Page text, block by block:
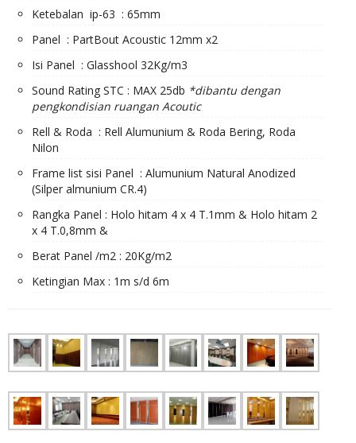
Ketebalan ip-63 : 65mm
Panel : PartBout Acoustic 12mm x2
Isi Panel : Glasshool 32Kg/m3
Sound Rating STC : MAX 25db *dibantu dengan
pengkondisian ruangan Acoutic
Rell & Roda : Rell Alumunium & Roda Bering, Roda
Nilon
Frame list sisi Panel : Alumunium Natural Anodized
(Silper almunium CR.4)
Rangka Panel : Holo hitam 4 x 4 T.1mm & Holo hitam 2
x 4 T.0,8mm &
Berat Panel /m2 : 20Kg/m2
Ketingian Max : 1m s/d 6m